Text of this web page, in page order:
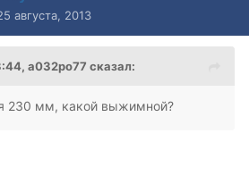
августа, 2013
а032ро77 сказал:
230 мм, какой выжимной?